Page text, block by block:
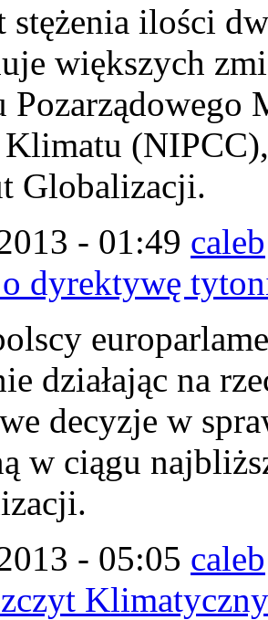
stężenia ilości
większych
Pozarządowego
Globalizacji.
- 01:49 caleb
dyrektywę
działając na
decyzje w
w ciągu
- 05:05 caleb